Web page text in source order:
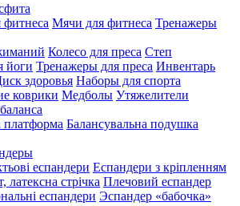
фитнеса Мячи для фитнеса Тренажеры
Колесо для преса Степ
йоги Тренажеры для преса Инвентарь
здоровья Наборы для спорта
коврики Медболы Утяжелители
платформа Балансувальна подушка
еспандери Еспандери з кріпленням
стрічка Плечовий еспандер
еспандери Эспандер «бабочка»